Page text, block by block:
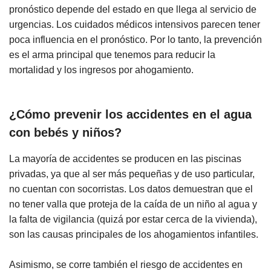
pronóstico depende del estado en que llega al servicio de
urgencias. Los cuidados médicos intensivos parecen tener
poca influencia en el pronóstico. Por lo tanto, la prevención
es el arma principal que tenemos para reducir la
mortalidad y los ingresos por ahogamiento.
¿Cómo prevenir los accidentes en el agua
con bebés y niños?
La mayoría de accidentes se producen en las piscinas
privadas, ya que al ser más pequeñas y de uso particular,
no cuentan con socorristas. Los datos demuestran que el
no tener valla que proteja de la caída de un niño al agua y
la falta de vigilancia (quizá por estar cerca de la vivienda),
son las causas principales de los ahogamientos infantiles.
Asimismo, se corre también el riesgo de accidentes en